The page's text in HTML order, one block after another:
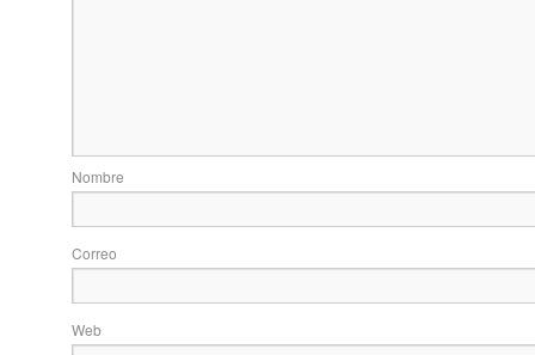
Correo
Web